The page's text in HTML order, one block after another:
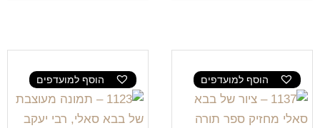
הוסף למועדפים הוסף למועדפים